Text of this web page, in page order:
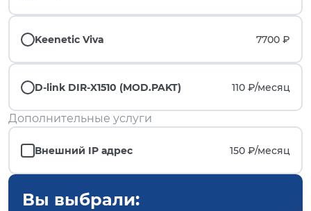
Keenetic Viva 7700 ₽
D-link DIR-X1510 (MOD.PAKT) 110 ₽/месяц
Дополнительные услуги
Внешний IP адрес 150 ₽/месяц
Вы выбрали: